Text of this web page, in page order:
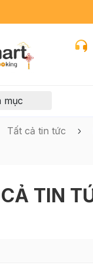
mục
Tất cả tin tức
TIN